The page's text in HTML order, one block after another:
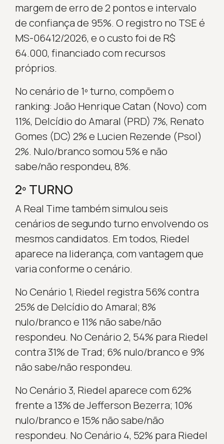
margem de erro de 2 pontos e intervalo
de confiança de 95%. O registro no TSE é
MS-06412/2026, e o custo foi de R$
64.000, financiado com recursos
próprios.
No cenário de 1º turno, compõem o
ranking: João Henrique Catan (Novo) com
11%, Delcídio do Amaral (PRD) 7%, Renato
Gomes (DC) 2% e Lucien Rezende (Psol)
2%. Nulo/branco somou 5% e não
sabe/não respondeu, 8%.
2º TURNO
A Real Time também simulou seis
cenários de segundo turno envolvendo os
mesmos candidatos. Em todos, Riedel
aparece na liderança, com vantagem que
varia conforme o cenário.
No Cenário 1, Riedel registra 56% contra
25% de Delcídio do Amaral; 8%
nulo/branco e 11% não sabe/não
respondeu. No Cenário 2, 54% para Riedel
contra 31% de Trad; 6% nulo/branco e 9%
não sabe/não respondeu.
No Cenário 3, Riedel aparece com 62%
frente a 13% de Jefferson Bezerra; 10%
nulo/branco e 15% não sabe/não
respondeu. No Cenário 4, 52% para Riedel